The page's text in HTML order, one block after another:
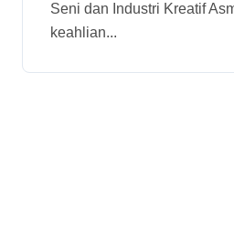
Seni dan Industri Kreatif
keahlian...